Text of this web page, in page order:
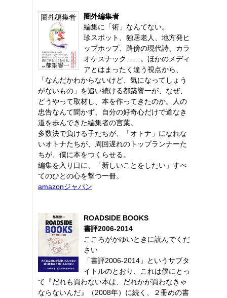
圏外編集者
編集に「術」なんてない。
珍スポット、独居老人、地方発ヒ
ップホップ、路傍の現代詩、カラ
オケスナック……。ほかのメディ
アとはまったく違う視点から、
「なんだかわからないけど、気になってしょう
がないもの」を追い続ける都築響一が、なぜ、
どうやって取材し、本を作ってきたのか。人の
忠告なんて聞かず、自分の好奇心だけで道なき
道を歩んできた編集者の言葉。
多数決で負ける子たちが、「オトナ」になれな
いオトナたちが、周回遅れのトップランナーた
ちが、僕に本をつくらせる。
編集を入り口に、「新しいことをしたい」すべ
てのひとの心を撃つ一冊。
amazonジャパン
ROADSIDE BOOKS
書評2006-2014
こころがかゆいときに読んでくだ
さい
「書評2006-2014」というサブタ
イトルのとおり、これは僕にとっ
て『だれも買わない本は、だれかが買わなきゃ
ならないんだ』（2008年）に続く、２冊めの書